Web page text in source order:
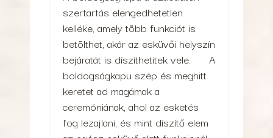
szertartás elengedhetetlen
kelléke, amely több funkciót is
betölthet, akár az esküvői helyszín
bejáratát is díszíthetitek vele. A
boldogságkapu szép és meghitt
keretet ad magámak a
ceremóniának, ahol az esketés
fog lezajlani, és mint díszítő elem